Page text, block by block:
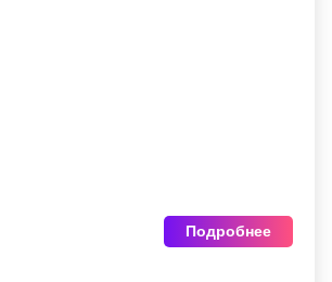
Подробнее